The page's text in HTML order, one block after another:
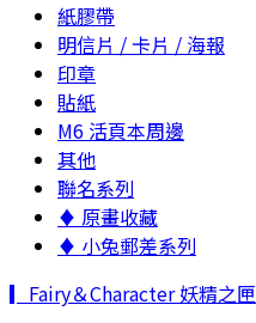
紙膠帶
明信片 / 卡片 / 海報
印章
貼紙
M6 活頁本周邊
其他
聯名系列
♦ 原畫收藏
♦ 小兔郵差系列
▎Fairy＆Character 妖精之匣